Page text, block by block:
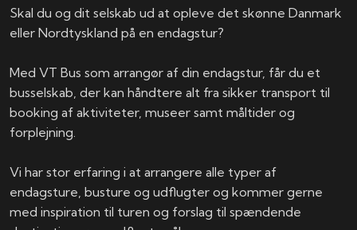
Skal du og dit selskab ud at opleve det skønne Danmark
eller Nordtyskland på en endagstur?
Med VT Bus som arrangør af din endagstur, får du et
busselskab, der kan håndtere alt fra sikker transport til
booking af aktiviteter, museer samt måltider og
forplejning.
Vi har stor erfaring i at arrangere alle typer af
endagsture, busture og udflugter og kommer gerne
med inspiration til turen og forslag til spændende